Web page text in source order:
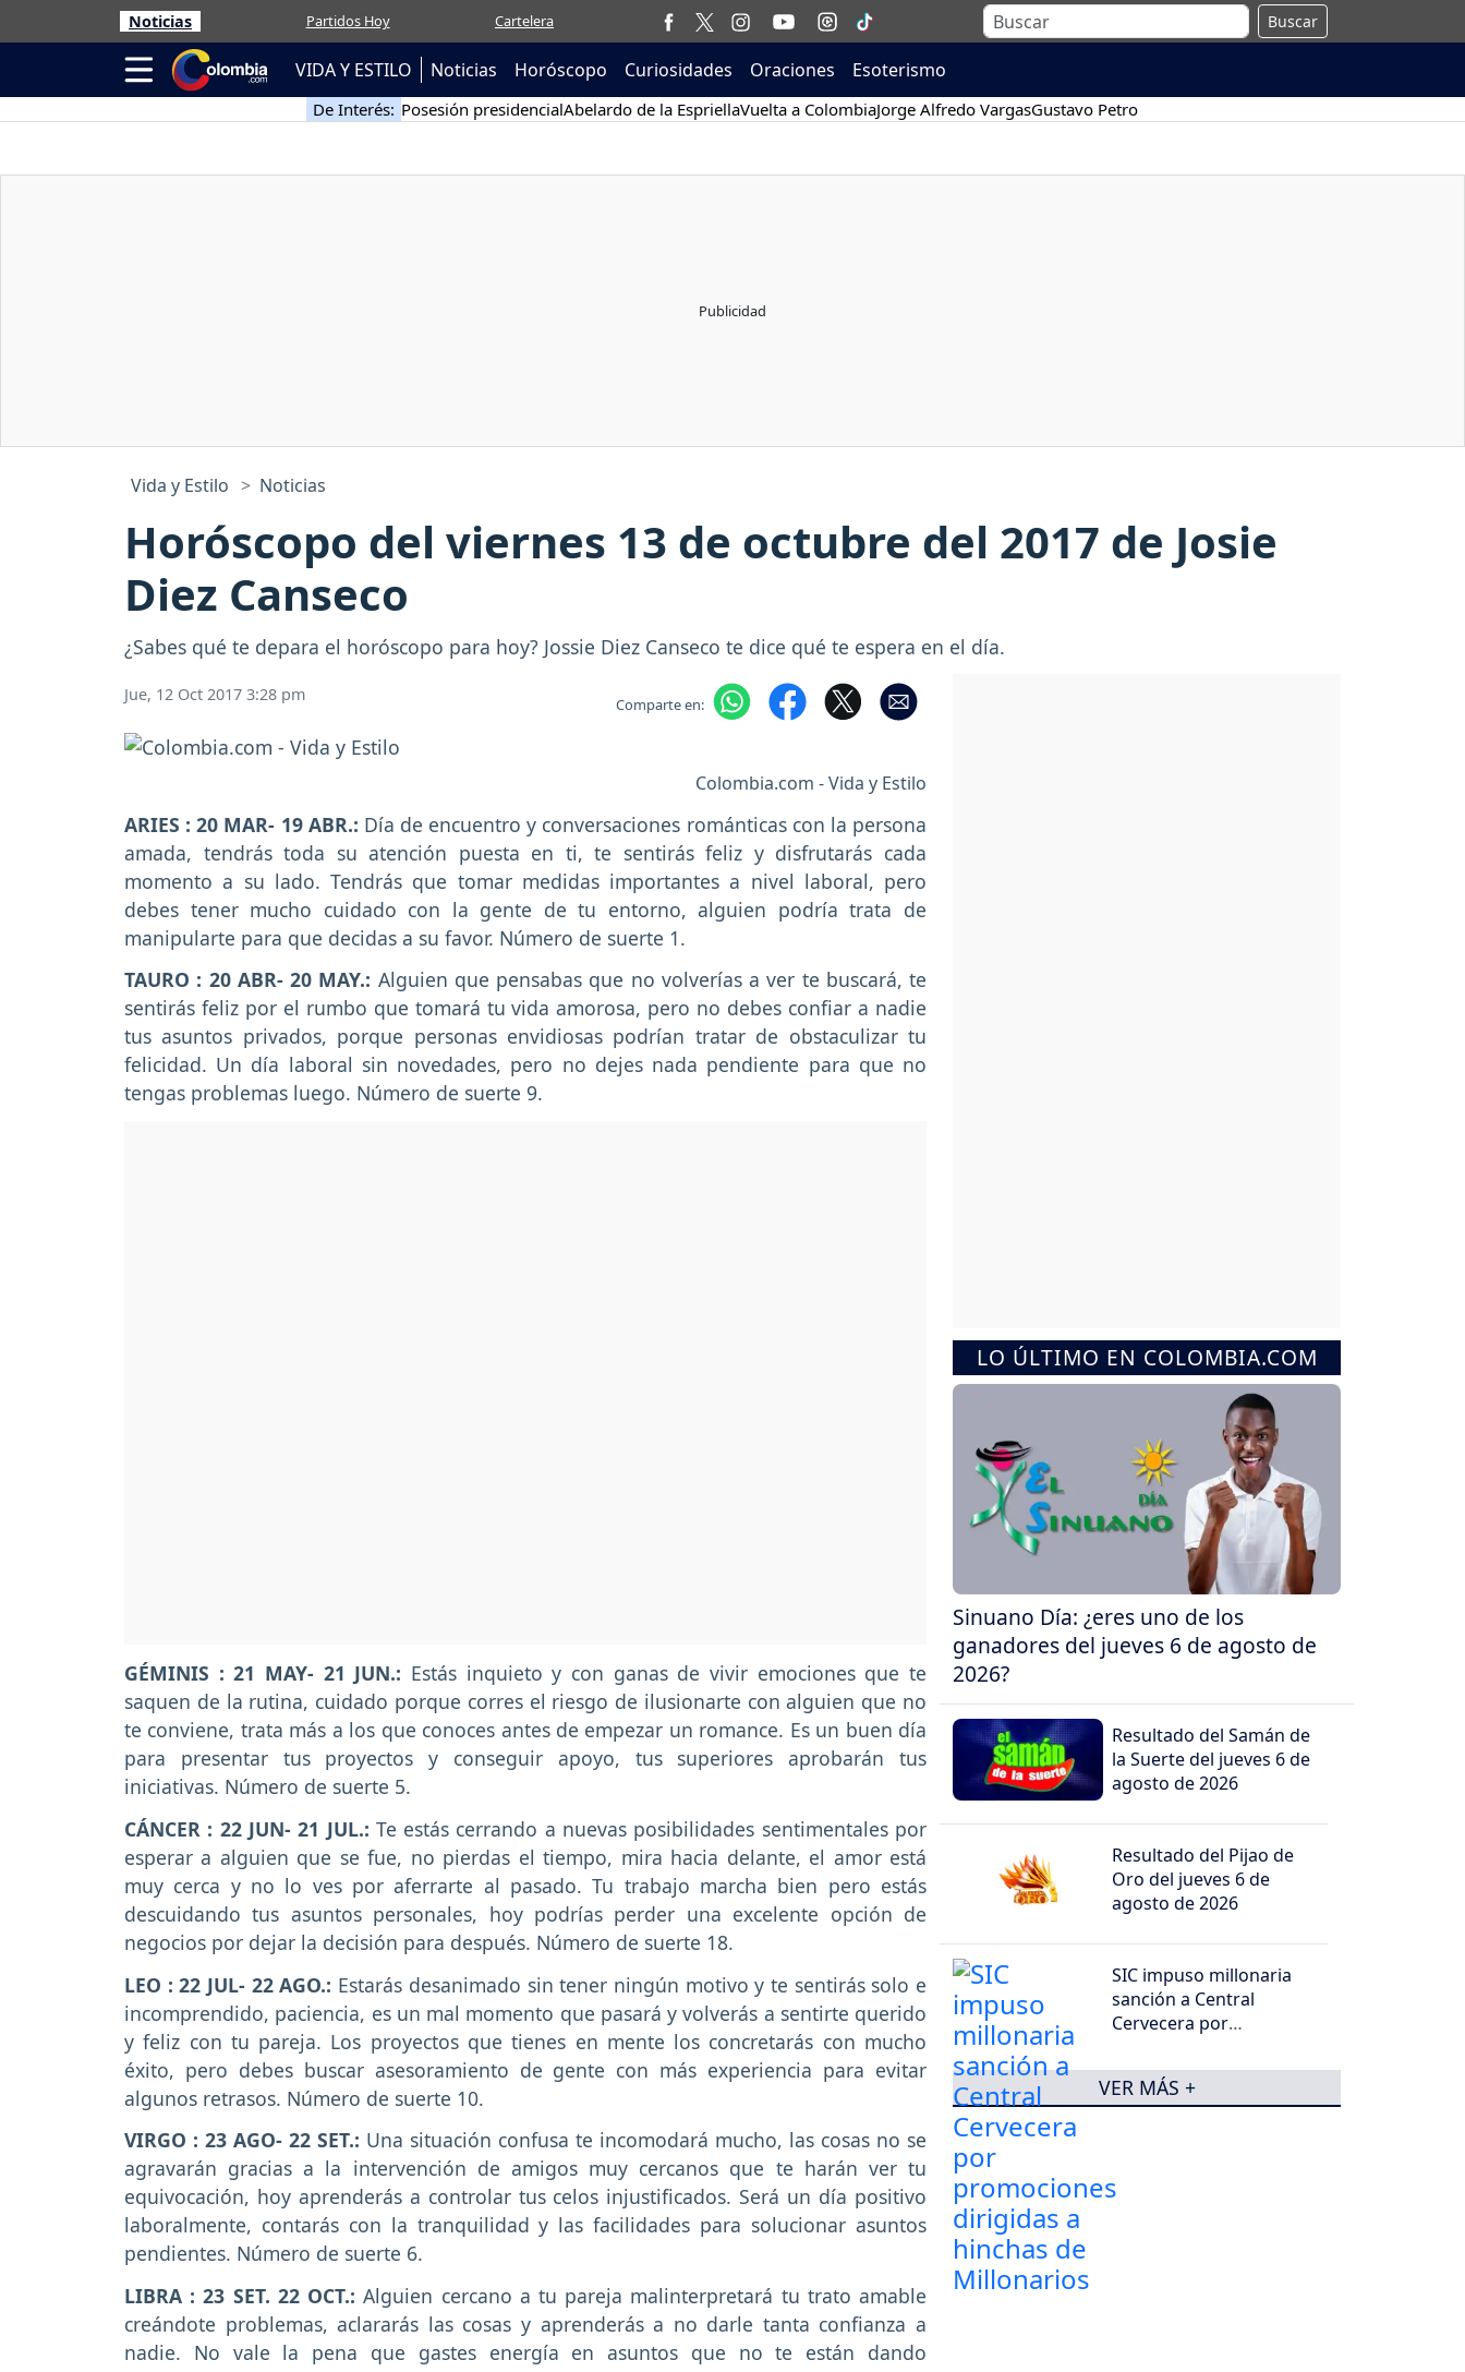
Noticias Partidos Hoy Cartelera Buscar
VIDA Y ESTILO Noticias Horóscopo Curiosidades Oraciones Esoterismo
De Interés: Posesión presidencialAbelardo de la EspriellaVuelta a ColombiaJorge Alfredo VargasGustavo Petro
Vida y Estilo Noticias
Horóscopo del viernes 13 de octubre del 2017 de Josie
Diez Canseco
¿Sabes qué te depara el horóscopo para hoy? Jossie Diez Canseco te dice qué te espera en el día.
Jue, 12 Oct 2017 3:28 pm Comparte en:
Colombia.com - Vida y Estilo
ARIES : 20 MAR- 19 ABR.: Día de encuentro y conversaciones románticas con la persona
amada, tendrás toda su atención puesta en ti, te sentirás feliz y disfrutarás cada
momento a su lado. Tendrás que tomar medidas importantes a nivel laboral, pero
debes tener mucho cuidado con la gente de tu entorno, alguien podría trata de
manipularte para que decidas a su favor. Número de suerte 1.
TAURO : 20 ABR- 20 MAY.: Alguien que pensabas que no volverías a ver te buscará, te
sentirás feliz por el rumbo que tomará tu vida amorosa, pero no debes confiar a nadie
tus asuntos privados, porque personas envidiosas podrían tratar de obstaculizar tu
felicidad. Un día laboral sin novedades, pero no dejes nada pendiente para que no
tengas problemas luego. Número de suerte 9.
GÉMINIS : 21 MAY- 21 JUN.: Estás inquieto y con ganas de vivir emociones que te
saquen de la rutina, cuidado porque corres el riesgo de ilusionarte con alguien que no
te conviene, trata más a los que conoces antes de empezar un romance. Es un buen día
para presentar tus proyectos y conseguir apoyo, tus superiores aprobarán tus
iniciativas. Número de suerte 5.
CÁNCER : 22 JUN- 21 JUL.: Te estás cerrando a nuevas posibilidades sentimentales por
esperar a alguien que se fue, no pierdas el tiempo, mira hacia delante, el amor está
muy cerca y no lo ves por aferrarte al pasado. Tu trabajo marcha bien pero estás
descuidando tus asuntos personales, hoy podrías perder una excelente opción de
negocios por dejar la decisión para después. Número de suerte 18.
LEO : 22 JUL- 22 AGO.: Estarás desanimado sin tener ningún motivo y te sentirás solo e
incomprendido, paciencia, es un mal momento que pasará y volverás a sentirte querido
y feliz con tu pareja. Los proyectos que tienes en mente los concretarás con mucho
éxito, pero debes buscar asesoramiento de gente con más experiencia para evitar
algunos retrasos. Número de suerte 10.
VIRGO : 23 AGO- 22 SET.: Una situación confusa te incomodará mucho, las cosas no se
agravarán gracias a la intervención de amigos muy cercanos que te harán ver tu
equivocación, hoy aprenderás a controlar tus celos injustificados. Será un día positivo
laboralmente, contarás con la tranquilidad y las facilidades para solucionar asuntos
pendientes. Número de suerte 6.
LIBRA : 23 SET. 22 OCT.: Alguien cercano a tu pareja malinterpretará tu trato amable
creándote problemas, aclararás las cosas y aprenderás a no darle tanta confianza a
nadie. No vale la pena que gastes energía en asuntos que no te están dando
LO ÚLTIMO EN COLOMBIA.COM
Sinuano Día: ¿eres uno de los
ganadores del jueves 6 de agosto de
2026?
Resultado del Samán de
la Suerte del jueves 6 de
agosto de 2026
Resultado del Pijao de
Oro del jueves 6 de
agosto de 2026
SIC impuso millonaria
sanción a Central
Cervecera por
hinchas de Millonarios
VER MÁS +